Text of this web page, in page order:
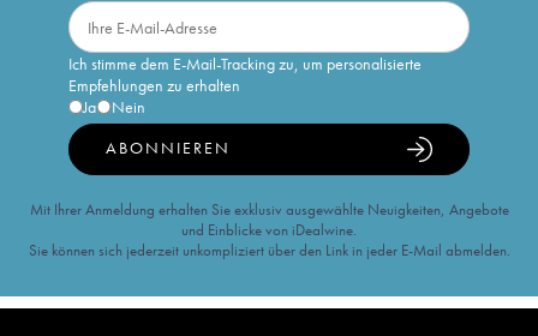
Ich stimme dem E-Mail-Tracking zu, um personalisierte
Empfehlungen zu erhalten
Ja
Nein
ABONNIEREN
Mit Ihrer Anmeldung erhalten Sie exklusiv ausgewählte Neuigkeiten, Angebote
und Einblicke von iDealwine.
Sie können sich jederzeit unkompliziert über den Link in jeder E-Mail abmelden.